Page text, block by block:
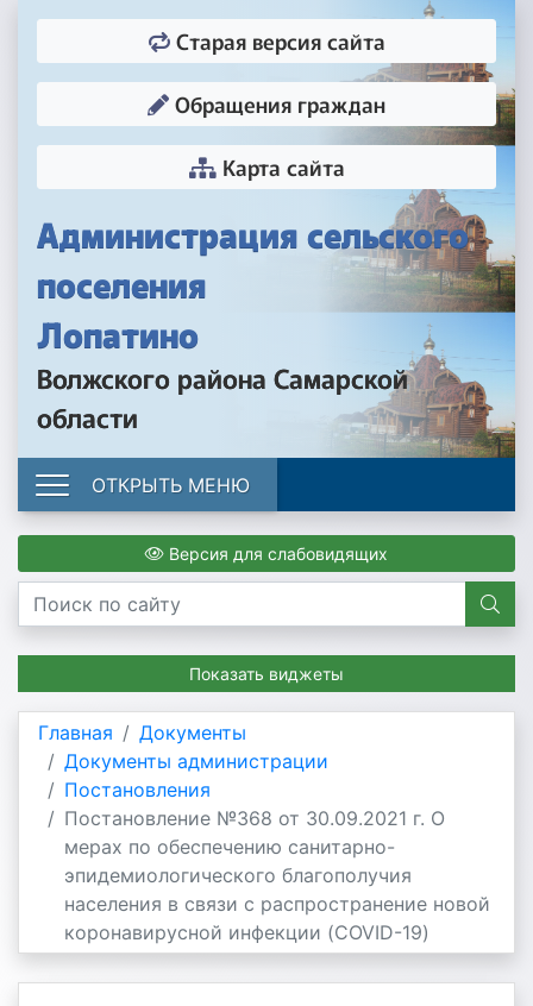
Администрация сельского
поселения
Лопатино
Волжского района Самарской
области
Старая версия сайта
Обращения граждан
Карта сайта
ОТКРЫТЬ МЕНЮ
Версия для слабовидящих
Показать виджеты
Главная
Документы
Документы администрации
Постановления
Постановление №368 от 30.09.2021 г. О
мерах по обеспечению санитарно-
эпидемиологического благополучия
населения в связи с распространение новой
коронавирусной инфекции (COVID-19)